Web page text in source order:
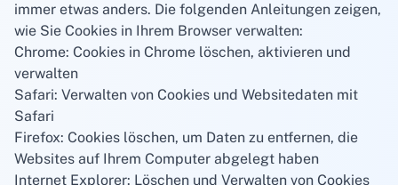
immer etwas anders. Die folgenden Anleitungen zeigen,
wie Sie Cookies in Ihrem Browser verwalten:
Chrome: Cookies in Chrome löschen, aktivieren und
verwalten
Safari: Verwalten von Cookies und Websitedaten mit
Safari
Firefox: Cookies löschen, um Daten zu entfernen, die
Websites auf Ihrem Computer abgelegt haben
Internet Explorer: Löschen und Verwalten von Cookies